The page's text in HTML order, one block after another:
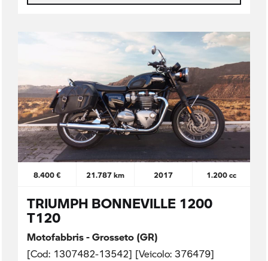
8.400 € 21.787 km 2017 1.200 cc
TRIUMPH BONNEVILLE 1200
T120
Motofabbris - Grosseto (GR)
[Cod: 1307482-13542] [Veicolo: 376479]